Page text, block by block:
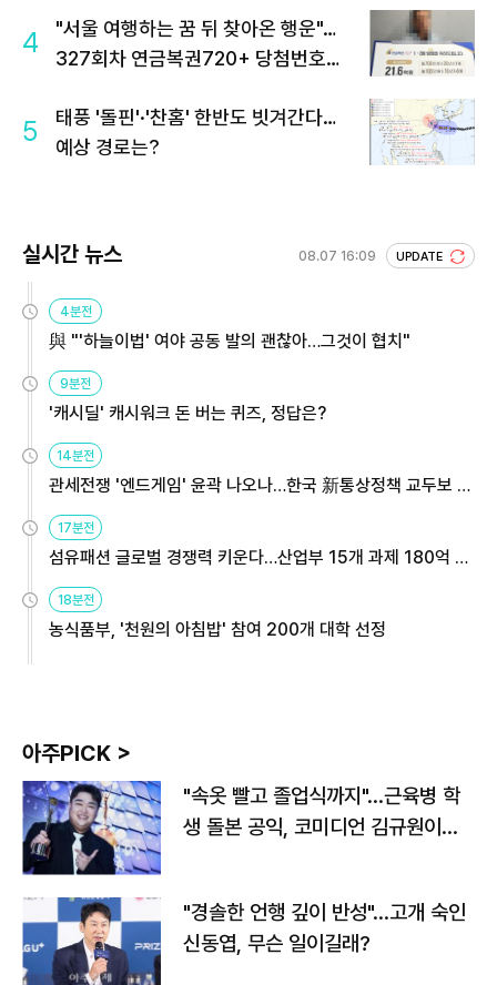
4
"서울 여행하는 꿈 뒤 찾아온 행운"…
327회차 연금복권720+ 당첨번호조
5
태풍 '돌핀'·'찬홈' 한반도 빗겨간다…
예상 경로는?
실시간 뉴스 08.07 16:09 UPDATE
4분전
與 "'하늘이법' 여야 공동 발의 괜찮아…그것이 협치"
9분전
'캐시딜' 캐시워크 돈 버는 퀴즈, 정답은?
14분전
관세전쟁 '엔드게임' 윤곽 나오나…한국 新통상정책 교두보 활
17분전
섬유패션 글로벌 경쟁력 키운다…산업부 15개 과제 180억 지
18분전
농식품부, '천원의 아침밥' 참여 200개 대학 선정
아주PICK >
"속옷 빨고 졸업식까지"…근육병 학
생 돌본 공익, 코미디언 김규원이었
"경솔한 언행 깊이 반성"…고개 숙인
신동엽, 무슨 일이길래?